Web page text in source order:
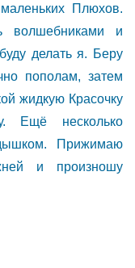
Плюхов.
волшебниками и
делать я. Беру
пополам, затем
жидкую Красочку
Ещё несколько
Прижимаю
и произношу